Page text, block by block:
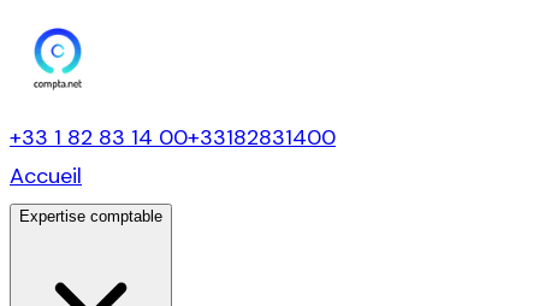
+33 1 82 83 14 00+33182831400
Accueil
Expertise comptable